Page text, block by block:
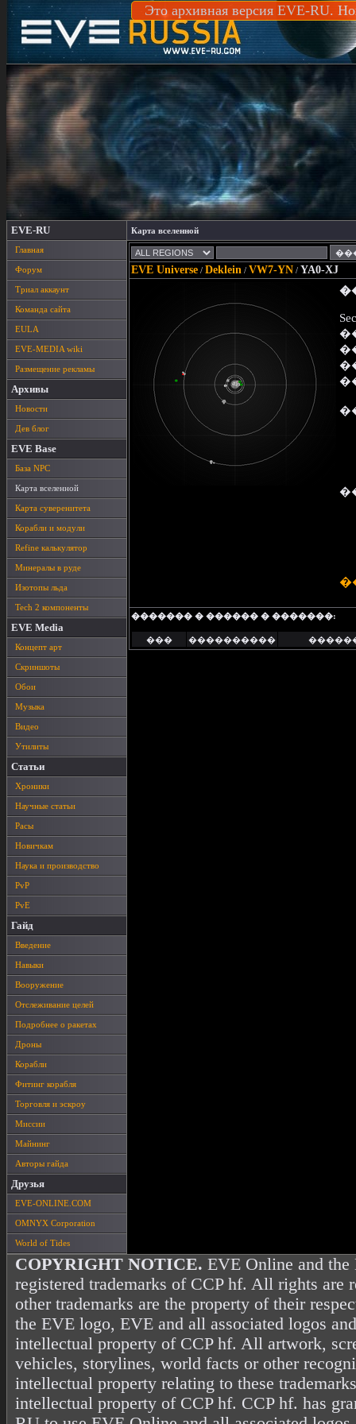
Это архивная версия EVE-RU.
EVE-RU
Главная
Форум
Триал аккаунт
Команда сайта
EULA
EVE-MEDIA wiki
Размещение рекламы
Архивы
Новости
Дев блог
EVE Base
База NPC
Карта вселенной
Карта суверенитета
Корабли и модули
Refine калькулятор
Минералы в руде
Изотопы льда
Tech 2 компоненты
EVE Media
Концепт арт
Скриншоты
Обои
Музыка
Видео
Утилиты
Статьи
Хроники
Научные статьи
Расы
Новичкам
Наука и производство
PvP
PvE
Гайд
Введение
Навыки
Вооружение
Отслеживание целей
Подробнее о ракетах
Дроны
Корабли
Фитинг корабля
Торговля и эскроу
Миссии
Майнинг
Авторы гайда
Друзья
EVE-ONLINE.COM
OMNYX Corporation
World of Tides
Карта вселенной
EVE Universe / Deklein / VW7-YN / YA0-XJ
������� � ������ � �������:
��� ����������
COPYRIGHT NOTICE. EVE Online and the
registered trademarks of CCP hf. All rights are
other trademarks are the property of their
the EVE logo, EVE and all associated logos
intellectual property of CCP hf. All artwork,
vehicles, storylines, world facts or other
intellectual property relating to these
intellectual property of CCP hf. CCP hf. has